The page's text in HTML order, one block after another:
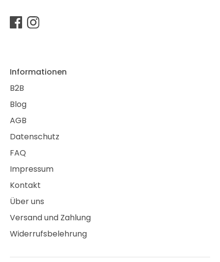
Informationen
B2B
Blog
AGB
Datenschutz
FAQ
Impressum
Kontakt
Über uns
Versand und Zahlung
Widerrufsbelehrung